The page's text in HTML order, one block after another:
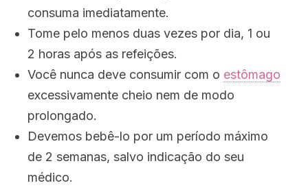
consuma imediatamente.
Tome pelo menos duas vezes por dia, 1 ou
2 horas após as refeições.
Você nunca deve consumir com o estômago
excessivamente cheio nem de modo
prolongado.
Devemos bebê-lo por um período máximo
de 2 semanas, salvo indicação do seu
médico.